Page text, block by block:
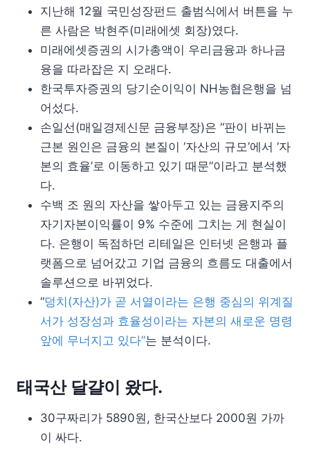
지난해 12월 국민성장펀드 출범식에서 버튼을 누
른 사람은 박현주(미래에셋 회장)였다.
미래에셋증권의 시가총액이 우리금융과 하나금
융을 따라잡은 지 오래다.
한국투자증권의 당기순이익이 NH농협은행을 넘
어섰다.
손일선(매일경제신문 금융부장)은 “판이 바뀌는
근본 원인은 금융의 본질이 ‘자산의 규모’에서 ‘자
본의 효율’로 이동하고 있기 때문”이라고 분석했
다.
수백 조 원의 자산을 쌓아두고 있는 금융지주의
자기자본이익률이 9% 수준에 그치는 게 현실이
다. 은행이 독점하던 리테일은 인터넷 은행과 플
랫폼으로 넘어갔고 기업 금융의 흐름도 대출에서
솔루션으로 바뀌었다.
“덩치(자산)가 곧 서열이라는 은행 중심의 위계질
서가 성장성과 효율성이라는 자본의 새로운 명령
앞에 무너지고 있다”는 분석이다.
태국산 달걀이 왔다.
30구짜리가 5890원, 한국산보다 2000원 가까
이 싸다.